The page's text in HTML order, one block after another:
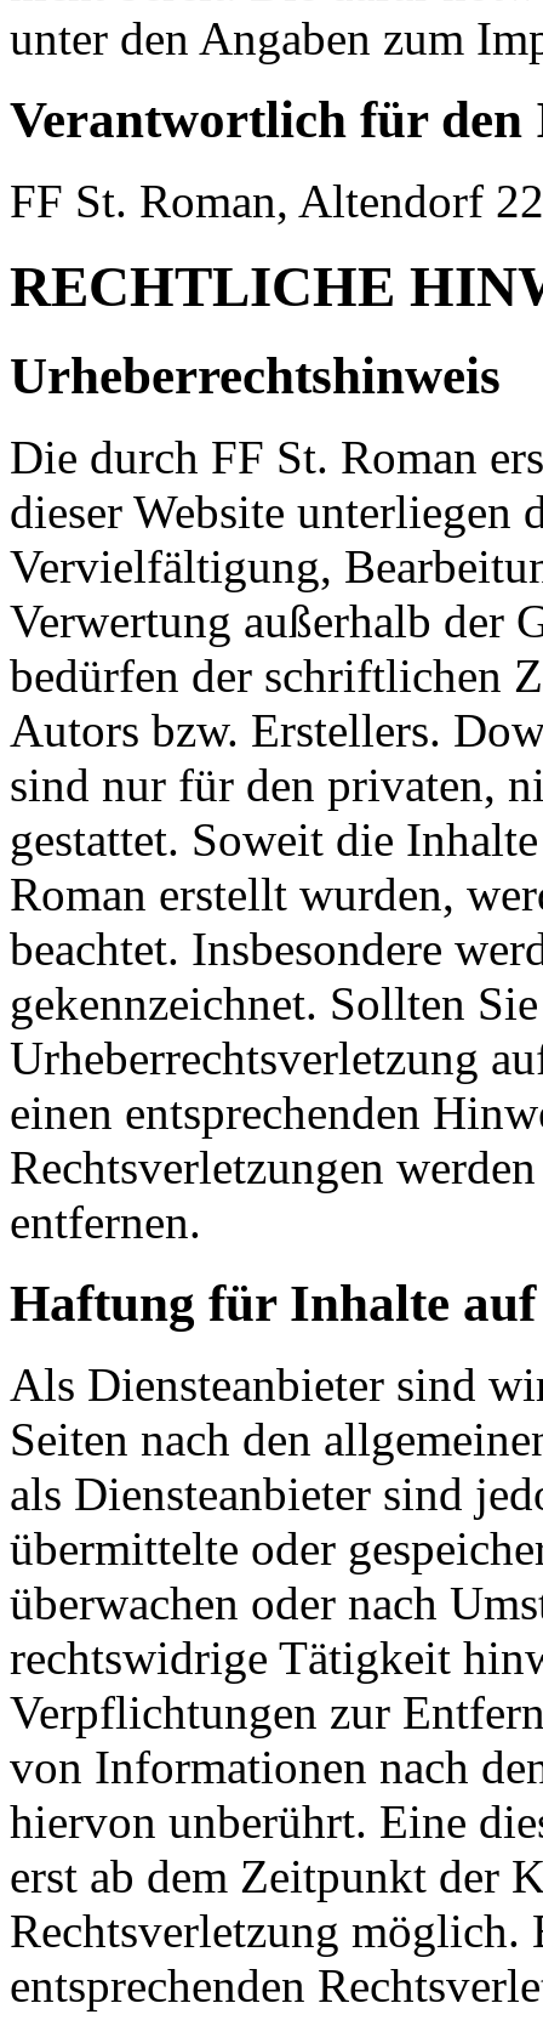
unter den Angaben zum
Verantwortlich für
FF St. Roman, Altendorf
RECHTLICHE
Urheberrechtshinweis
Die durch FF St. Roman
dieser Website unterliegen
Vervielfältigung,
Verwertung außerhalb der
bedürfen der schriftlichen
Autors bzw. Erstellers.
sind nur für den privaten,
gestattet. Soweit die
Roman erstellt wurden,
beachtet. Insbesondere
gekennzeichnet. Sollten
Urheberrechtsverletzung
einen entsprechenden
Rechtsverletzungen
entfernen.
Haftung für Inhalte auf
Als Diensteanbieter sind
Seiten nach den
als Diensteanbieter sind
übermittelte oder
überwachen oder nach
rechtswidrige Tätigkeit
Verpflichtungen zur
von Informationen nach
hiervon unberührt. Eine
erst ab dem Zeitpunkt der
Rechtsverletzung möglich.
entsprechenden